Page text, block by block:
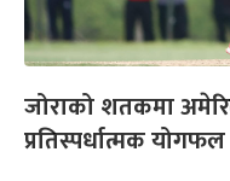
जोराको शतकमा
प्रतिस्पर्धात्मक योगफल